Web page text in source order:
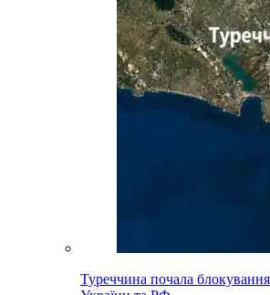
Туреччина почала